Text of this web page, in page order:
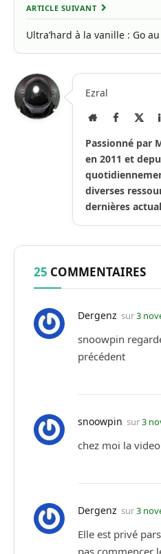
ARTICLE SUIVANT
Ultra’hard à la vanille : Go
Ezral
Site
Facebook
X
Passionné par
en 2011 et
diverses
dernières
25 COMMENTAIRES
Dergenz sur3
snoowpin
précédent
snoowpin sur3
chez moi la
Dergenz sur3
Elle est privé
pas commencer